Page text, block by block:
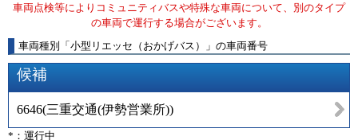
車両点検等によりコミュニティバスや特殊な車両について、別のタイプ
の車両で運行する場合がございます。
車両種別
「 小型リエッセ（おかげバス） 」 の車両番号
候補
6646(三重交通(伊勢営業所))
*：運行中